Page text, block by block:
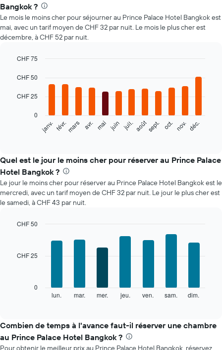
Bangkok ?
Le mois le moins cher pour séjourner au Prince Palace Hotel Bangkok est
mai, avec un tarif moyen de CHF 32 par nuit. Le mois le plus cher est
décembre, à CHF 52 par nuit.
chart
12
bars.
graphique
indique
le
prix
moyen
d'une
chambre
mois
graphique,
indiquent
le
graphique,
1
graphic.
janv. févr.mars avr. mai juin juil.aoûtsept. oct. nov. déc.
0
CHF 25
CHF 50
CHF 75
Quel est le jour le moins cher pour réserver au Prince Palace
Hotel Bangkok ?
Le jour le moins cher pour réserver au Prince Palace Hotel Bangkok est le
mercredi, avec un tarif moyen de CHF 32 par nuit. Le jour le plus cher est
le samedi, à CHF 43 par nuit.
indique
le
prix
lun. mar. mer. jeu. ven. sam. dim.
0
CHF 25
CHF 50
Combien de temps à l'avance faut-il réserver une chambre
au Prince Palace Hotel Bangkok ?
Pour obtenir le meilleur prix au Prince Palace Hotel Bangkok, réservez